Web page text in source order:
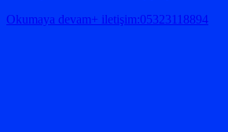
Okumaya devam+ iletişim:05323118894